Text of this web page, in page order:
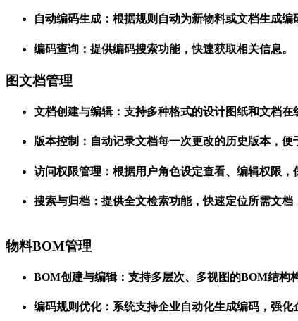
自动编码生成：根据规则自动为新物料或文档生成编
编码查询：提供编码搜索功能，快速获取相关信息。
图文档管理
文档创建与编辑：支持多种格式的设计图纸和文档在
版本控制：自动记录文档每一次更改的历史版本，便
访问权限管理：根据用户角色设定查看、编辑权限，
搜索与归档：提供全文检索功能，快速定位所需文档
物料BOM管理
BOM创建与编辑：支持多层次、多视图的BOM结构
编码规则优化：系统支持企业自动化生成编码，强化